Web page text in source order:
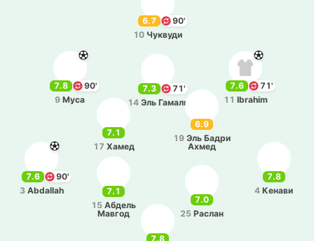
7.8
7.8
4 Кенави
7.1
15 Абдель
Мавгод
7.0
25 Раслан
7.6
90'
3 Abdallah
7.3
71'
14 Эль Гамаль
6.9
19 Эль Бадри
Ахмед
7.1
17 Хамед
7.8
90'
9 Муса
7.6
71'
11 Ibrahim
6.7
90'
10 Чу­кву­ди